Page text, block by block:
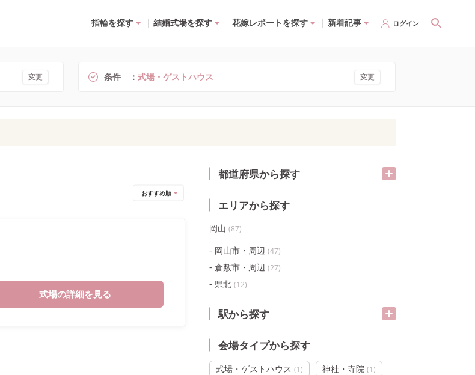
指輪を探す 結婚式場を探す 花嫁レポートを探す 新着記事 ログイン
変更 条件 式場・ゲストハウス 変更
都道府県から探す
エリアから探す
岡山 (87)
岡山市・周辺 (47)
倉敷市・周辺 (27)
県北 (12)
駅から探す
会場タイプから探す
式場・ゲストハウス (1) 神社・寺院 (1)
おすすめ順
式場の詳細を見る